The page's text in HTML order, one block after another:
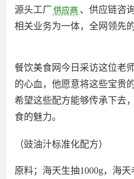
源头工厂 供应商 、供应链咨
相关业务为一体，全网领先
餐饮美食网今日采访这位老
的心血，他愿意将这些宝贵
希望这些配方能够传承下去
食的魅力。
（豉油汁标准化配方）
原料；海天生抽1000g，海